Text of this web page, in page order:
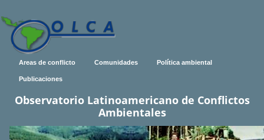
Areas de conflicto Comunidades Política ambiental
Publicaciones
Observatorio Latinoamericano de Conflictos
Ambientales